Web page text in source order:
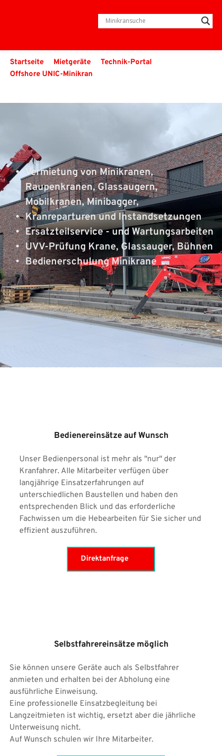
Startseite Mietgeräte
Technik-Portal
Offshore UNIC-Minikran
Vermietung von Minikranen,
Raupenkranen, Glassaugern,
Mobilkranen, Minibagger,
Kranreparturen und Instandsetzungen
Ersatzteilservice - und Wartungsarbeiten
UVV-Prüfung Krane, Glassauger, Bühnen
Bedienerschulung Minikrane
Bedienereinsätze auf Wunsch
Unser Bedienpersonal ist mehr als "nur" der
Kranfahrer. Alle Mitarbeiter verfügen über
langjährige Einsatzerfahrungen auf
unterschiedlichen Baustellen und haben den
entsprechenden Blick und das erforderliche
Fachwissen um die Hebearbeiten für Sie sicher und
effizient auszuführen.
Direktanfrage
Selbstfahrereinsätze möglich
Sie können unsere Geräte auch als Selbstfahrer
anmieten und erhalten bei der Abholung eine
ausführliche Einweisung.
Eine professionelle Einsatzbegleitung bei
Langzeitmieten ist wichtig, ersetzt aber die jährliche
Unterweisung nicht.
Auf Wunsch schulen wir Ihre Mitarbeiter.